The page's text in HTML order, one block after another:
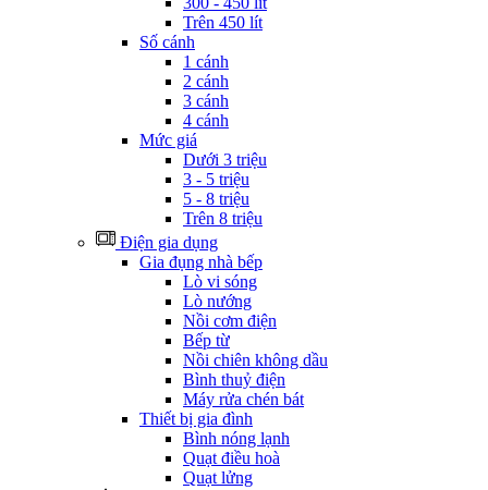
Trên 450 lít
Số cánh
1 cánh
2 cánh
3 cánh
4 cánh
Mức giá
Dưới 3 triệu
3 - 5 triệu
5 - 8 triệu
Trên 8 triệu
Điện gia dụng
Gia đụng nhà bếp
Lò vi sóng
Lò nướng
Nồi cơm điện
Bếp từ
Nồi chiên không dầu
Bình thuỷ điện
Máy rửa chén bát
Thiết bị gia đình
Bình nóng lạnh
Quạt điều hoà
Quạt lửng